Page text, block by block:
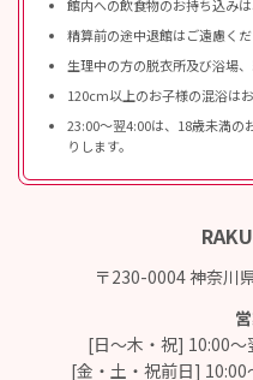
館内への飲食物のお持ち込み
精算前の途中退館はご遠慮くだ
生理中の方の脱衣所及び浴場
120cm以上のお子様の混浴はお
23:00〜翌4:00は、18歳未満の
りします。
〒230-0004 神奈川
[日～木・祝] 10:00～
[金・土・祝前日] 10:00